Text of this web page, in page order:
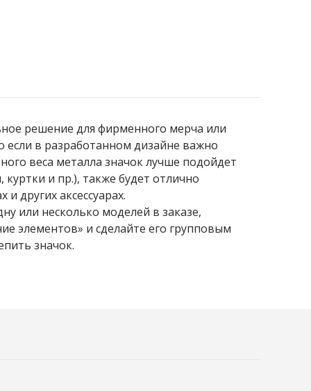
решение для фирменного мерча или
если в разработанном дизайне важно
веса металла значок лучше подойдет
и пр.), также будет отлично
других аксессуарах.
или несколько моделей в заказе,
элементов» и сделайте его групповым
значок.